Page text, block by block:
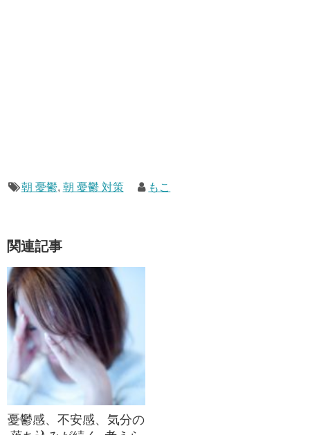
朝 憂鬱, 朝 憂鬱 対策 もこ
関連記事
憂鬱感、不安感、気分の